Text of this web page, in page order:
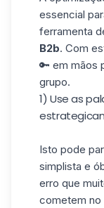
essencial
ferramenta
B2b. Com
🔑 em mãos
grupo.
1) Use as
Isto pode
simplista e
erro que
cometem no